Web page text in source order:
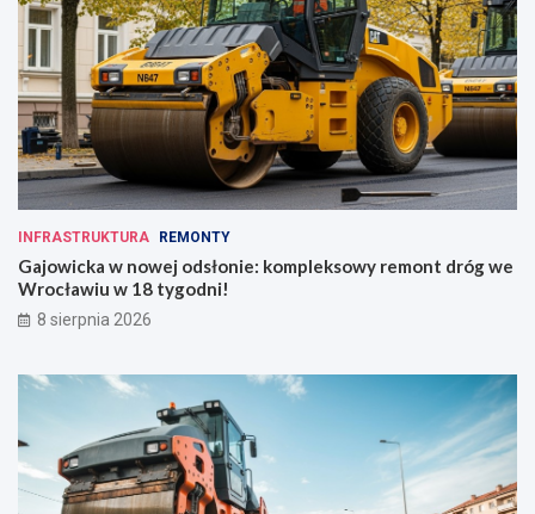
INFRASTRUKTURA REMONTY
Gajowicka w nowej odsłonie: kompleksowy remont dróg we
Wrocławiu w 18 tygodni!
8 sierpnia 2026